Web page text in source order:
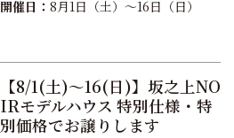
開催日： 8月1日（土）〜16日（日）
【8/1(土)〜16(日)】坂之上NO
IRモデルハウス 特別仕様・特
別価格でお譲りします